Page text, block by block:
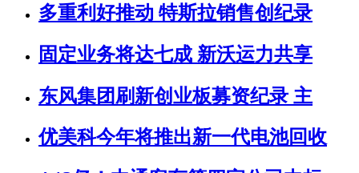
多重利好推动 特斯拉销售创纪录
固定业务将达七成 新沃运力共享
东风集团刷新创业板募资纪录 主
优美科今年将推出新一代电池回收